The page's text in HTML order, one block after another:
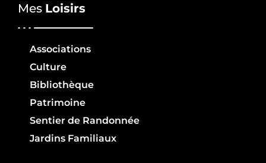
Mes Loisirs
Associations
Culture
Bibliothèque
Patrimoine
Sentier de Randonnée
Jardins Familiaux